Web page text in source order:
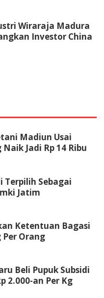
Wiraraja Madura
Investor China
Madiun Usai
Jadi Rp 14 Ribu
Terpilih Sebagai
Jatim
Ketentuan Bagasi
Orang
Beli Pupuk Subsidi
2.000-an Per Kg